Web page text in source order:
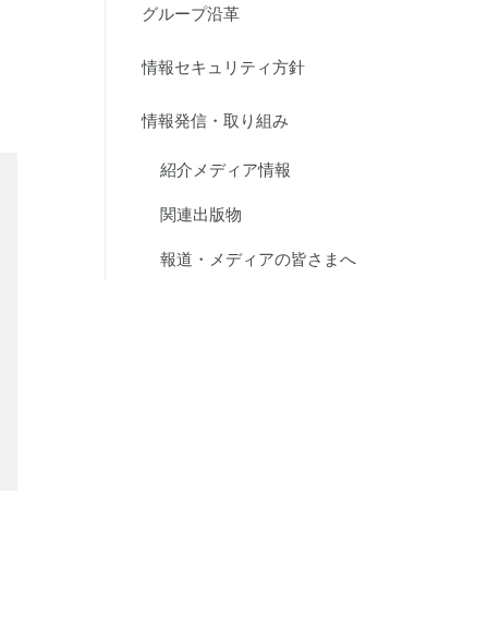
グループ沿革
情報セキュリティ方針
情報発信・取り組み
紹介メディア情報
関連出版物
報道・メディアの皆さまへ